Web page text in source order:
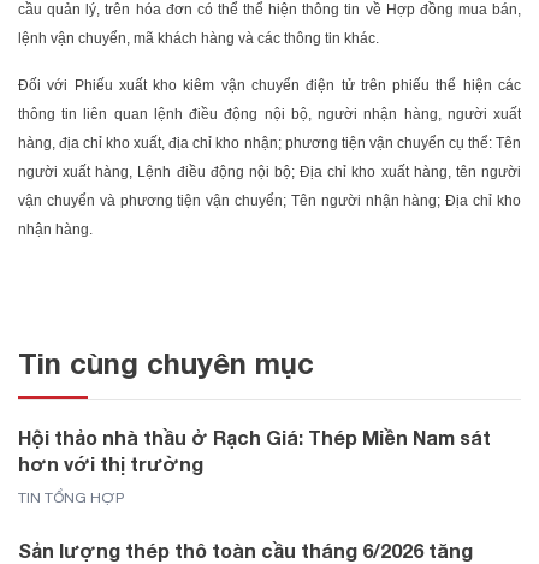
cầu quản lý, trên hóa đơn có thể thể hiện thông tin về Hợp đồng mua bán,
lệnh vận chuyển, mã khách hàng và các thông tin khác.
Đối với Phiếu xuất kho kiêm vận chuyển điện tử trên phiếu thể hiện các
thông tin liên quan lệnh điều động nội bộ, người nhận hàng, người xuất
hàng, địa chỉ kho xuất, địa chỉ kho nhận; phương tiện vận chuyển cụ thể: Tên
người xuất hàng, Lệnh điều động nội bộ; Địa chỉ kho xuất hàng, tên người
vận chuyển và phương tiện vận chuyển; Tên người nhận hàng; Địa chỉ kho
nhận hàng.
Tin cùng chuyên mục
Hội thảo nhà thầu ở Rạch Giá: Thép Miền Nam sát
hơn với thị trường
TIN TỔNG HỢP
Sản lượng thép thô toàn cầu tháng 6/2026 tăng